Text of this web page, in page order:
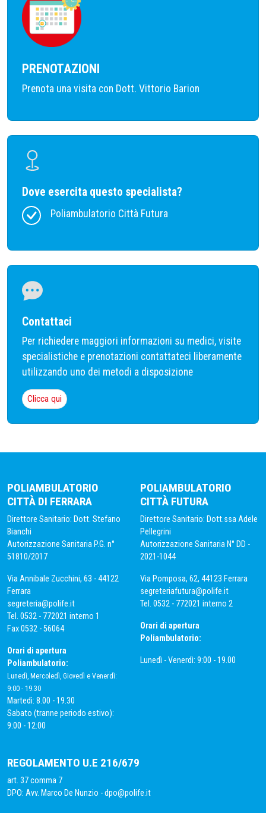
PRENOTAZIONI
Prenota una visita con Dott. Vittorio Barion
Dove esercita questo specialista?
Poliambulatorio Città Futura
Contattaci
Per richiedere maggiori informazioni su medici, visite
specialistiche e prenotazioni contattateci liberamente
utilizzando uno dei metodi a disposizione
Clicca qui
POLIAMBULATORIO
CITTÀ DI FERRARA
Direttore Sanitario: Dott. Stefano
Bianchi
Autorizzazione Sanitaria P.G. n°
51810/2017
Via Annibale Zucchini, 63 - 44122
Ferrara
segreteria@polife.it
Tel. 0532 - 772021 interno 1
Fax 0532 - 56064
Orari di apertura
Poliambulatorio:
Lunedì, Mercoledì, Giovedì e Venerdì:
9:00 - 19.30
Martedì: 8.00 - 19.30
Sabato (tranne periodo estivo):
9:00 - 12:00
POLIAMBULATORIO
CITTÀ FUTURA
Direttore Sanitario: Dott.ssa Adele
Pellegrini
Autorizzazione Sanitaria N° DD -
2021-1044
Via Pomposa, 62, 44123 Ferrara
segreteriafutura@polife.it
Tel. 0532 - 772021 interno 2
Orari di apertura
Poliambulatorio:
Lunedì - Venerdì: 9:00 - 19.00
REGOLAMENTO U.E 216/679
art. 37 comma 7
DPO: Avv. Marco De Nunzio -dpo@polife.it